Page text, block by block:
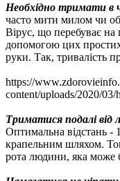
Необхідно тримати в
часто мити милом чи
Вірус, що перебуває на
допомогою цих
руки. Так, тривалість
https://
content/uploads/2020/
Триматися подалі
Оптимальна відстань -
крапельним шляхом.
рота людини, яка може